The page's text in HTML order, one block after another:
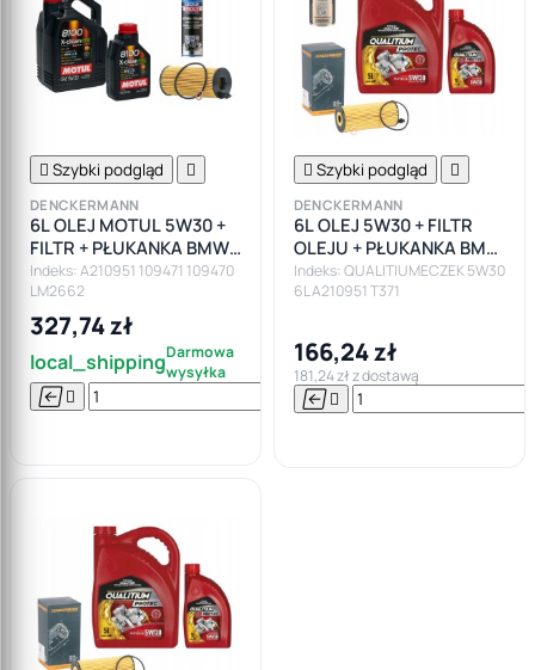
 Szybki podgląd 
DENCKERMANN
6L OLEJ MOTUL 5W30 +
FILTR + PŁUKANKA BMW
F10 F11 F20 F30 F82 E90
E92 E87
Indeks: A210951 109471 109470
LM2662
327,74 zł
local_shippingDarmowa
wysyłka
  

 Szybki podgląd 
DENCKERMANN
6L OLEJ 5W30 + FILTR
OLEJU + PŁUKANKA BMW
F10 F11 F20 F30 F82 E90
E92 E87
Indeks: QUALITIUMECZEK 5W30
6L A210951 T371
166,24 zł
181,24 zł z dostawą
 